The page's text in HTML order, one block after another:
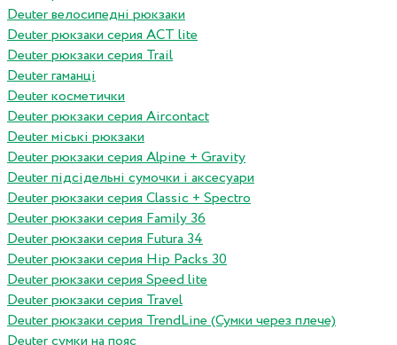
Deuter велосипедні рюкзаки
Deuter рюкзаки серия ACT lite
Deuter рюкзаки серия Trail
Deuter гаманці
Deuter косметички
Deuter рюкзаки серия Aircontact
Deuter міські рюкзаки
Deuter рюкзаки серия Alpine + Gravity
Deuter підсідельні сумочки і аксесуари
Deuter рюкзаки серия Classic + Spectro
Deuter рюкзаки серия Family 36
Deuter рюкзаки серия Futura 34
Deuter рюкзаки серия Hip Packs 30
Deuter рюкзаки серия Speed lite
Deuter рюкзаки серия Travel
Deuter рюкзаки серия TrendLine (Сумки через плече)